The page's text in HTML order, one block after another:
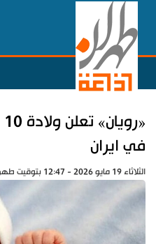
في ايران
الثلاثاء 19 مايو 2026 - 12:47 بتوقيت طهران